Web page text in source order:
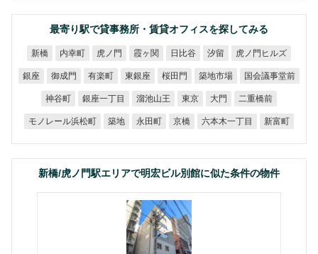
最寄り駅で貸事務所・賃貸オフィスを探してみる
新橋 内幸町 虎ノ門 霞ヶ関 日比谷 汐留 虎ノ門ヒルズ
銀座 御成門 有楽町 東銀座 桜田門 築地市場 国会議事堂前
神谷町 銀座一丁目 溜池山王 東京 大門 二重橋前
モノレール浜松町 築地 永田町 京橋 六本木一丁目 新富町
新橋/虎ノ門駅エリアで明宏ビル別館に似た条件の物件